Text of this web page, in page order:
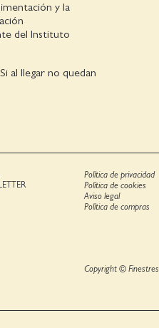
y la
del Instituto
al llegar no quedan
Política de privacidad
Política de cookies
Aviso legal
Política de compras
Copyright © Finestres